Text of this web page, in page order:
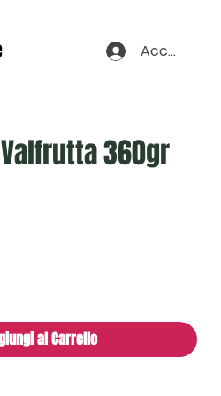
Accedi
360gr
al Carrello